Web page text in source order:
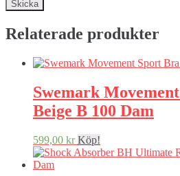
Relaterade produkter
Swemark
Beige B 100 Dam
599,00 kr Köp!